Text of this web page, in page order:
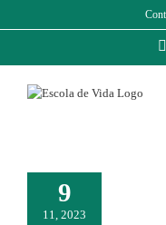
9
11, 2023